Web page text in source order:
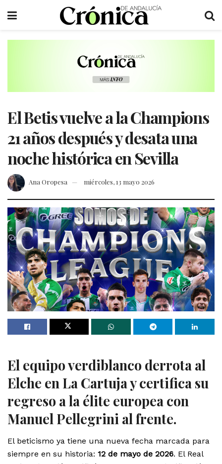
El Betis vuelve a la Champions
21 años después y desata una
noche histórica en Sevilla
Ana Oropesa miércoles, 13 mayo 2026
El equipo verdiblanco derrota al
Elche en La Cartuja y certifica su
regreso a la élite europea con
Manuel Pellegrini al frente.
El beticismo ya tiene una nueva fecha marcada para
siempre en su historia: 12 de mayo de 2026. El Real